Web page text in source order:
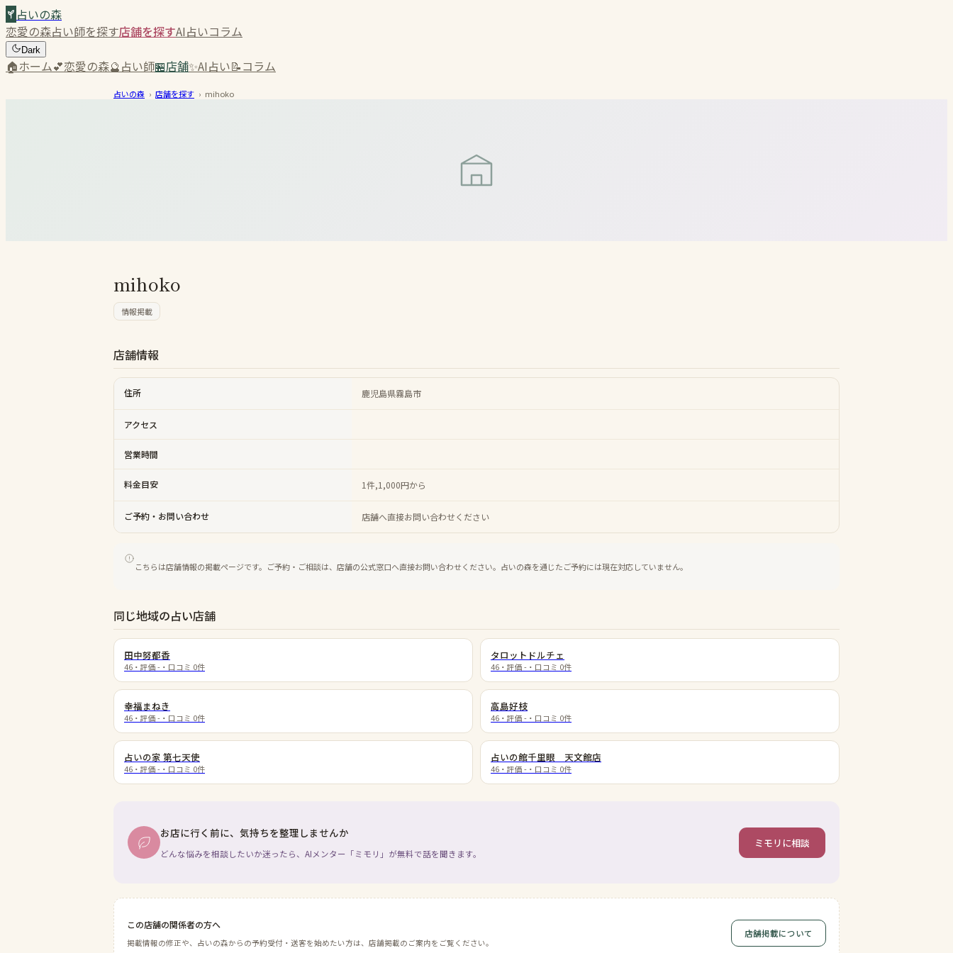
占いの森
恋愛の森占い師を探す店舗を探すAI占いコラム
Dark
🏠ホーム💕恋愛の森🔮占い師🏪店舗✨AI占い📝コラム
占いの森 › 店舗を探す › mihoko
mihoko
情報掲載
店舗情報
住所 鹿児島県霧島市
アクセス
営業時間
料金目安 1件,1,000円から
ご予約・お問い合わせ 店舗へ直接お問い合わせください
こちらは店舗情報の掲載ページです。ご予約・ご相談は、店舗の公式窓口へ直接お問い合わせください。占いの森を通じたご予約には現在対応していません。
同じ地域の占い店舗
田中努都香
46 ・評価 - ・口コミ 0件
タロットドルチェ
46 ・評価 - ・口コミ 0件
幸福まねき
46 ・評価 - ・口コミ 0件
高島好枝
46 ・評価 - ・口コミ 0件
占いの家 第七天使
46 ・評価 - ・口コミ 0件
占いの館千里眼 天文館店
46 ・評価 - ・口コミ 0件
お店に行く前に、気持ちを整理しませんか
どんな悩みを相談したいか迷ったら、AIメンター「ミモリ」が無料で話を聞きます。
ミモリに相談
この店舗の関係者の方へ
掲載情報の修正や、占いの森からの予約受付・送客を始めたい方は、店舗掲載のご案内をご覧ください。
店舗掲載について